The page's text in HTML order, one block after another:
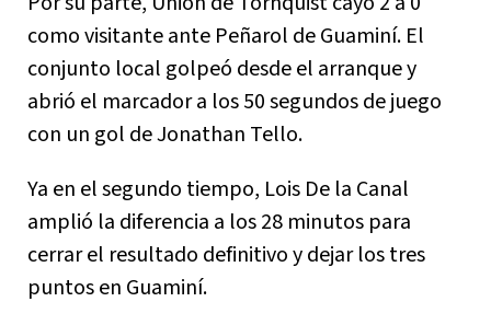
como visitante ante Peñarol de Guaminí. El
conjunto local golpeó desde el arranque y
abrió el marcador a los 50 segundos de juego
con un gol de Jonathan Tello.
Ya en el segundo tiempo, Lois De la Canal
amplió la diferencia a los 28 minutos para
cerrar el resultado definitivo y dejar los tres
puntos en Guaminí.